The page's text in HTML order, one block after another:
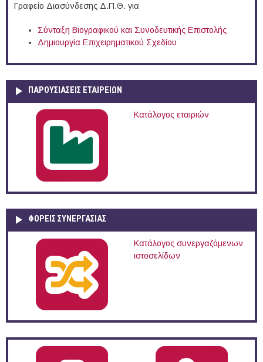
Γραφείο Διασύνδεσης Δ.Π.Θ. για
Σύνταξη Βιογραφικού και Συνοδευτικής Επιστολής
Δημιουργία Επιχειρηματικού Σχεδίου
ΠΑΡΟΥΣΙΆΣΕΙΣ ΕΤΑΙΡΕΙΏΝ
Κατάλογος εταιριών
ΦΟΡΕΙΣ ΣΥΝΕΡΓΑΣΙΑΣ
Κατάλογος συνεργαζόμενων
ιστοσελίδων